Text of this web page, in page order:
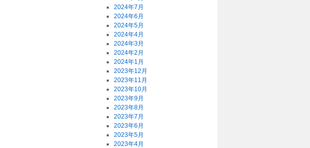
2024年7月
2024年6月
2024年5月
2024年4月
2024年3月
2024年2月
2024年1月
2023年12月
2023年11月
2023年10月
2023年9月
2023年8月
2023年7月
2023年6月
2023年5月
2023年4月